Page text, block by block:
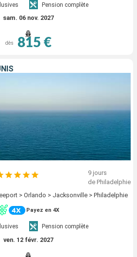
Pension complète
sam. 06 nov. 2027
dès 815 €
9 jours
de Philadelphie
> Orlando > Jacksonville > Philadelphie
Payez en 4X
Pension complète
ven. 12 févr. 2027